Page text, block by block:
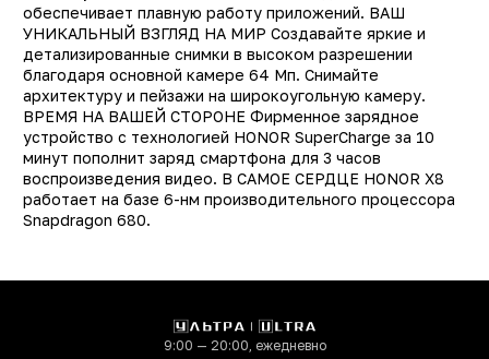
обеспечивает плавную работу приложений. ВАШ
УНИКАЛЬНЫЙ ВЗГЛЯД НА МИР Создавайте яркие и
детализированные снимки в высоком разрешении
благодаря основной камере 64 Мп. Снимайте
архитектуру и пейзажи на широкоугольную камеру.
ВРЕМЯ НА ВАШЕЙ СТОРОНЕ Фирменное зарядное
устройство с технологией HONOR SuperCharge за 10
минут пополнит заряд смартфона для 3 часов
воспроизведения видео. В САМОЕ СЕРДЦЕ HONOR X8
работает на базе 6-нм производительного процессора
Snapdragon 680.
память
Qualcomm
ядер
фотокамера
камера
карт памяти9:00 — 20:00, ежедневно